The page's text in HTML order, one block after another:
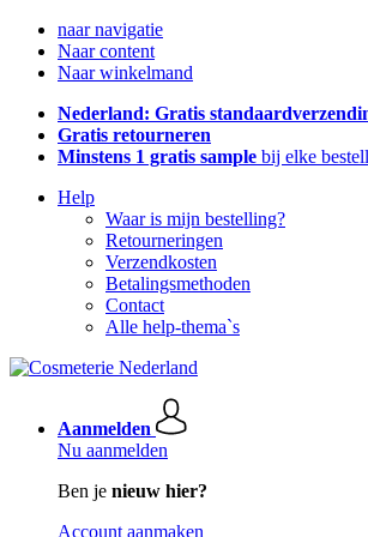
naar navigatie
Naar content
Naar winkelmand
Nederland: Gratis
Gratis retourneren
Minstens 1 gratis sample bij elke
Help
Waar is mijn bestelling?
Retourneringen
Verzendkosten
Betalingsmethoden
Contact
Alle help-thema`s
Aanmelden
Nu aanmelden
Ben je nieuw hier?
Account aanmaken